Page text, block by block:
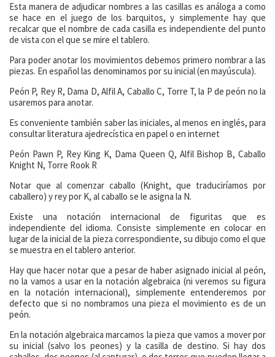
Esta manera de adjudicar nombres a las casillas es análoga a como
se hace en el juego de los barquitos, y simplemente hay que
recalcar que el nombre de cada casilla es independiente del punto
de vista con el que se mire el tablero.
Para poder anotar los movimientos debemos primero nombrar a las
piezas. En español las denominamos por su inicial (en mayúscula).
Peón P, Rey R, Dama D, Alfil A, Caballo C, Torre T, la P de peón no la
usaremos para anotar.
Es conveniente también saber las iniciales, al menos en inglés, para
consultar literatura ajedrecística en papel o en internet
Peón Pawn P, Rey King K, Dama Queen Q, Alfil Bishop B, Caballo
Knight N, Torre Rook R
Notar que al comenzar caballo (Knight, que traduciríamos por
caballero) y rey por K, al caballo se le asigna la N.
Existe una notación internacional de figuritas que es
independiente del idioma. Consiste simplemente en colocar en
lugar de la inicial de la pieza correspondiente, su dibujo como el que
se muestra en el tablero anterior.
Hay que hacer notar que a pesar de haber asignado inicial al peón,
no la vamos a usar en la notación algebraica (ni veremos su figura
en la notación internacional), simplemente entenderemos por
defecto que si no nombramos una pieza el movimiento es de un
peón.
En la notación algebraica marcamos la pieza que vamos a mover por
su inicial (salvo los peones) y la casilla de destino. Si hay dos